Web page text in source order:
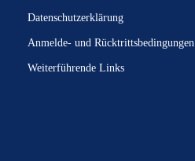
Datenschutzerklärung
Anmelde- und Rücktrittsbedingungen
Weiterführende Links